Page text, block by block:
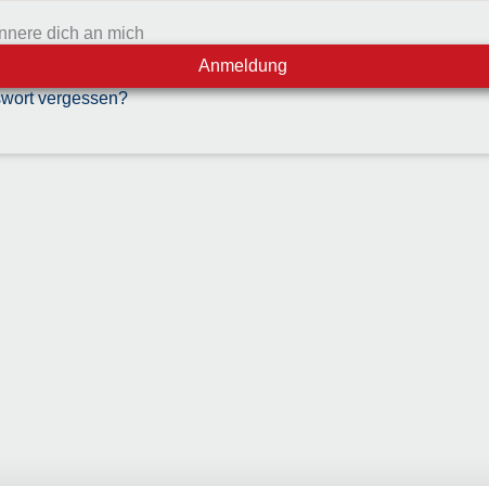
dich an mich
Anmeldung
vergessen?